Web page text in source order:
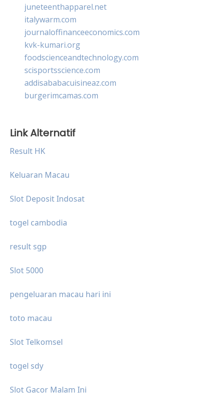
juneteenthapparel.net
italywarm.com
journaloffinanceeconomics.com
kvk-kumari.org
foodscienceandtechnology.com
scisportsscience.com
addisababacuisineaz.com
burgerimcamas.com
Link Alternatif
Result HK
Keluaran Macau
Slot Deposit Indosat
togel cambodia
result sgp
Slot 5000
pengeluaran macau hari ini
toto macau
Slot Telkomsel
togel sdy
Slot Gacor Malam Ini